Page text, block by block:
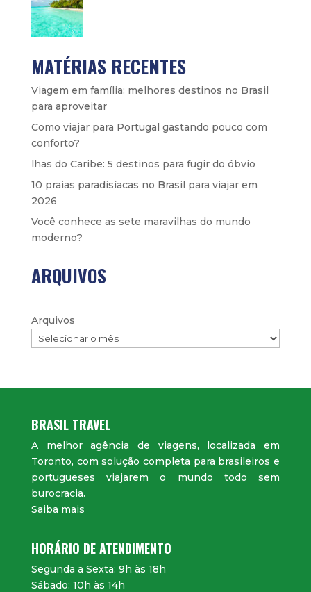
MATÉRIAS RECENTES
Viagem em família: melhores destinos no Brasil
para aproveitar
Como viajar para Portugal gastando pouco com
conforto?
lhas do Caribe: 5 destinos para fugir do óbvio
10 praias paradisíacas no Brasil para viajar em
2026
Você conhece as sete maravilhas do mundo
moderno?
ARQUIVOS
Arquivos
BRASIL TRAVEL
A melhor agência de viagens, localizada em
Toronto, com solução completa para brasileiros e
portugueses viajarem o mundo todo sem
burocracia.
Saiba mais
HORÁRIO DE ATENDIMENTO
Segunda a Sexta: 9h às 18h
Sábado: 10h às 14h